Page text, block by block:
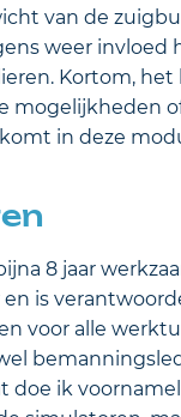
van de
weer invloed
Kortom,
mogelijkheden
in deze
8 jaar
is
voor alle
doe ik